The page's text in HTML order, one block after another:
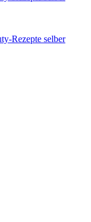
schön:
schön: